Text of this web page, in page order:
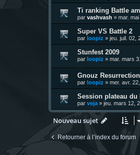
Ti ranking Battle
par vashvash » mar.
Super VS Battle 2
par loopiz » jeu. juil. 02,
Stunfest 2009
par loopiz » mar. mars
Gnouz Resurrection
par loopiz » mer. avr.
Session plateau du
par veja» jeu. mars 12,
Nouveau sujet
Retourner à l’index du forum